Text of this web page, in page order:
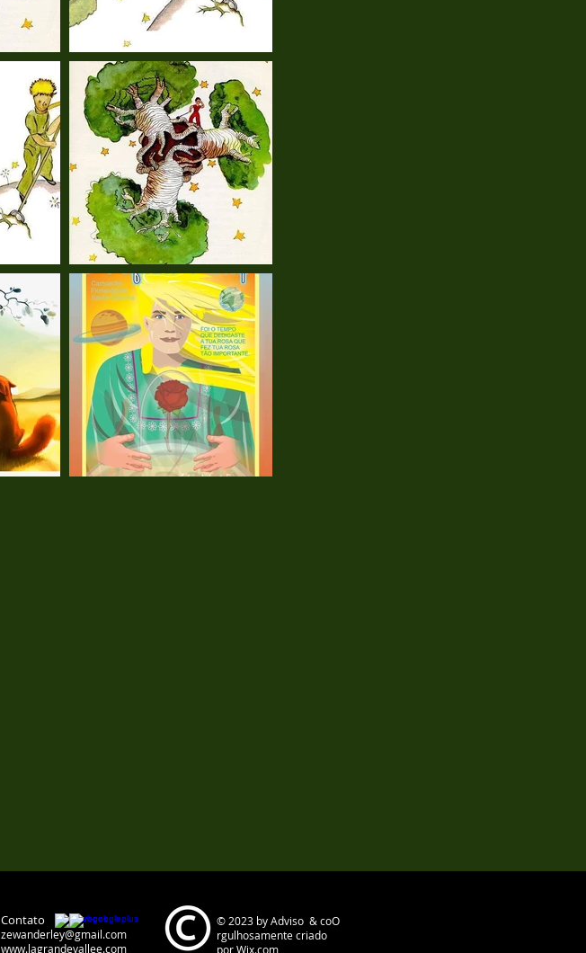
Contato
zewanderley@gmail.com
www.lagrandevallee.com
© 2023 by Adviso & coO
rgulhosamente criado
porWix.com